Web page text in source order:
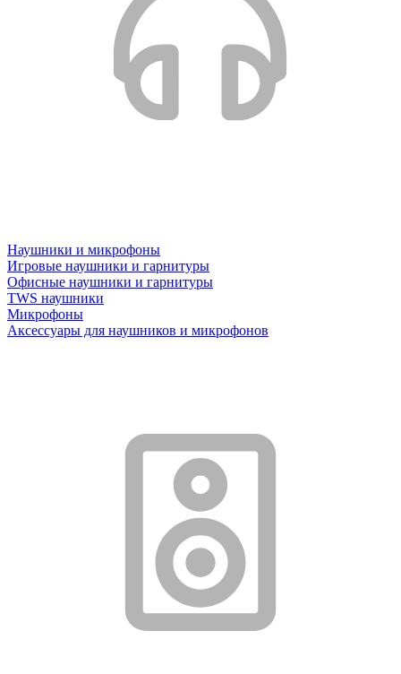
Наушники и микрофоны
Игровые наушники и гарнитуры
Офисные наушники и гарнитуры
TWS наушники
Микрофоны
Аксессуары для наушников и микрофонов